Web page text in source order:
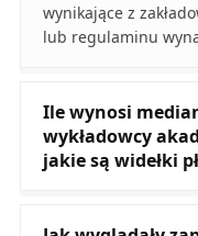
wynikające z
lub regulaminu
Ile wynosi
wykładowcy
jakie są widełki